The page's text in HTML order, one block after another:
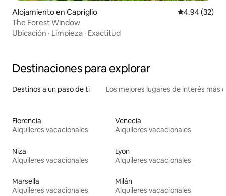
Alojamiento en Capriglio Calificación
4.94 (32)
The Forest Window
Ubicación · Limpieza · Exactitud
Destinaciones para explorar
Destinos a un paso de ti Los mejores lugares de interés más
Florencia
Alquileres vacacionales
Venecia
Alquileres vacacionales
Niza
Alquileres vacacionales
Lyon
Alquileres vacacionales
Marsella
Alquileres vacacionales
Milán
Alquileres vacacionales